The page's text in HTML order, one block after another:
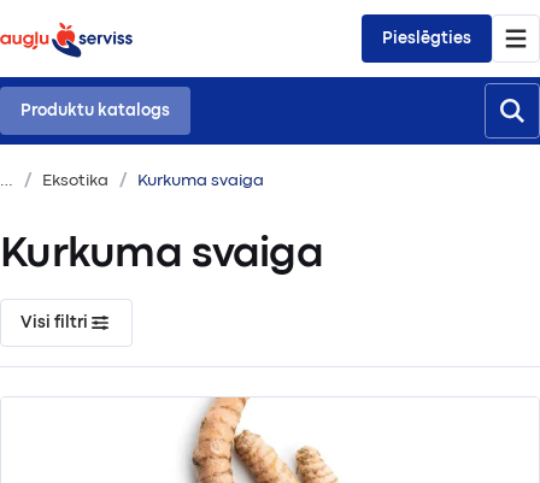
Pieslēgties
Produktu katalogs
Eksotika Kurkuma svaiga
Kurkuma svaiga
Visi filtri